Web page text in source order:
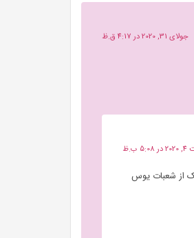
جولای 31, 2020 در 4:17 ق.ظ
ب.ظ
از شعبات یوس